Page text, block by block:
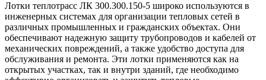
Лотки теплотрасс ЛК 300.300.150-5 широко используются в
инженерных системах для организации тепловых сетей в
различных промышленных и гражданских объектах. Они
обеспечивают надежную защиту трубопроводов и кабелей от
механических повреждений, а также удобство доступа для
обслуживания и ремонта. Эти лотки применяются как на
открытых участках, так и внутри зданий, где необходимо